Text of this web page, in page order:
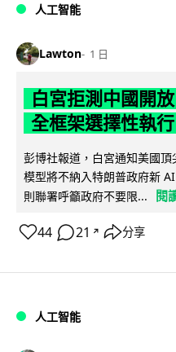
人工智能
Lawton 1 日
白宮拒測中國開
全框架選擇性執行
彭博社報道，白宮通知美國
模型將不納入特朗普政府新
則聯署呼籲政府不要限...
閱
44 21 ↗ 分享
人工智能